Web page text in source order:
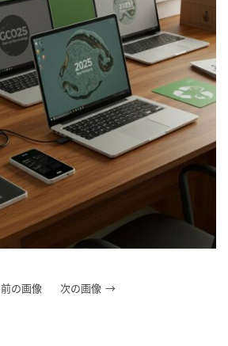
前の画像 次の画像